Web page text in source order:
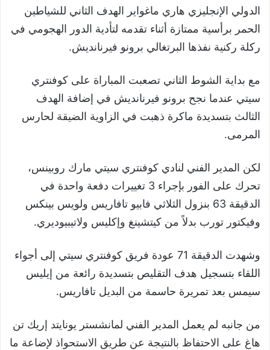
الدولي الإنجليزي هاري ماغواير الهدف الثاني للشياطين
الحمر برأسية ممتازة أثناء تقدمه لتأدية الدور الهجومي في
ركلة ركنية نفذها البرتغالي برونو فيرنانديش.
مع بداية الشوط الثاني تصعبت المباراة على كوفنتري
سيتي عندما نجح برونو فيرنانديش في إضافة الهدف
الثالث بتسديدة ماكرة ذهبت في الزاوية الضيقة لحارس
المرمى.
لكن المدير الفني لنادي كوفنتري سيتي مارك روبينس،
تحرك على الفور بإجراء 3 تغييرات دفعة واحدة في
الدقيقة 63 بنزول الثلاثي فابيو تافاريس ولويس بينكس
وفيكتور تورب بدلاً من كيتشينغ وإكليس ولاتيبيوديري.
وشهدت الدقيقة 71 عودة فريق كوفنتري سيتي إلى أجواء
اللقاء بتسجيل هدف التقليص بتسديدة رائعة من إيليس
سيمس بعد تمريرة حاسمة من البديل تافاريس.
من جانبه لم يعمل المدير الفني لمانشستر يونايتد إريك تن
هاغ على الاحتفاظ بالنتيجة عن طريق الاستحواذ لإضاعة ما